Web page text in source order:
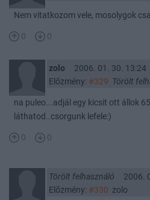
Nem vitatkozom vele, mosolygok
0 0
zolo
2006. 01. 30. 13:24
Előzmény: #329 Törölt
na puleo...adjál egy kicsit ott állok
láthatod..csorgunk lefele:)
0 0
Törölt felhasználó
2006.
Előzmény: #330 zolo